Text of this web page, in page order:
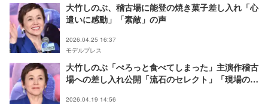
大竹しのぶ、稽古場に能登の焼き菓子差し入れ「心
遣いに感動」「素敵」の声
2026.04.25 16:37
モデルプレス
大竹しのぶ「ぺろっと食べてしまった」主演作稽古
場への差し入れ公開「流石のセレクト」「現場の活
2026.04.19 14:56